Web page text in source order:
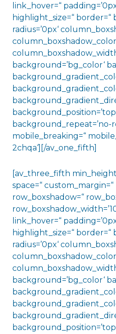
link_hover=“
highlight_size=“ border=“
radius=’0px‘
background=’bg_color‘
background_repeat=’no-
mobile_breaking=“
2chqa‘][/av_one_fifth]
[av_three_fifth
space=“ custom_margin=“
row_boxshadow=“
link_hover=“
highlight_size=“ border=“
radius=’0px‘
background=’bg_color‘